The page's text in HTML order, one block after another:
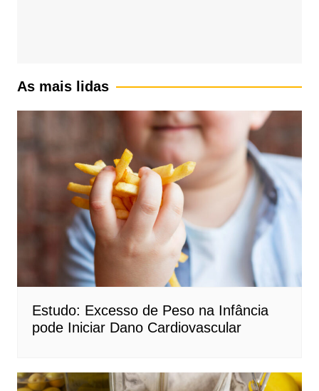
As mais lidas
Estudo: Excesso de Peso na Infância
pode Iniciar Dano Cardiovascular